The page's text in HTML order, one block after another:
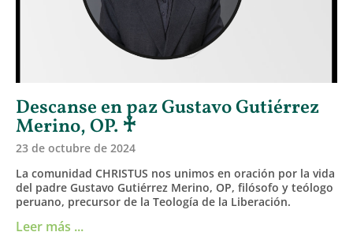
Descanse en paz Gustavo Gutiérrez
Merino, OP. ♰
23 de octubre de 2024
La comunidad CHRISTUS nos unimos en oración por la vida
del padre Gustavo Gutiérrez Merino, OP, filósofo y teólogo
peruano, precursor de la Teología de la Liberación.
Leer más ...